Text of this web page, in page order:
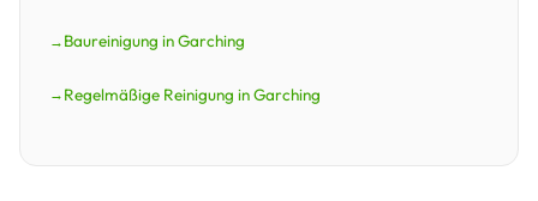
Baureinigung in Garching
Regelmäßige Reinigung in Garching